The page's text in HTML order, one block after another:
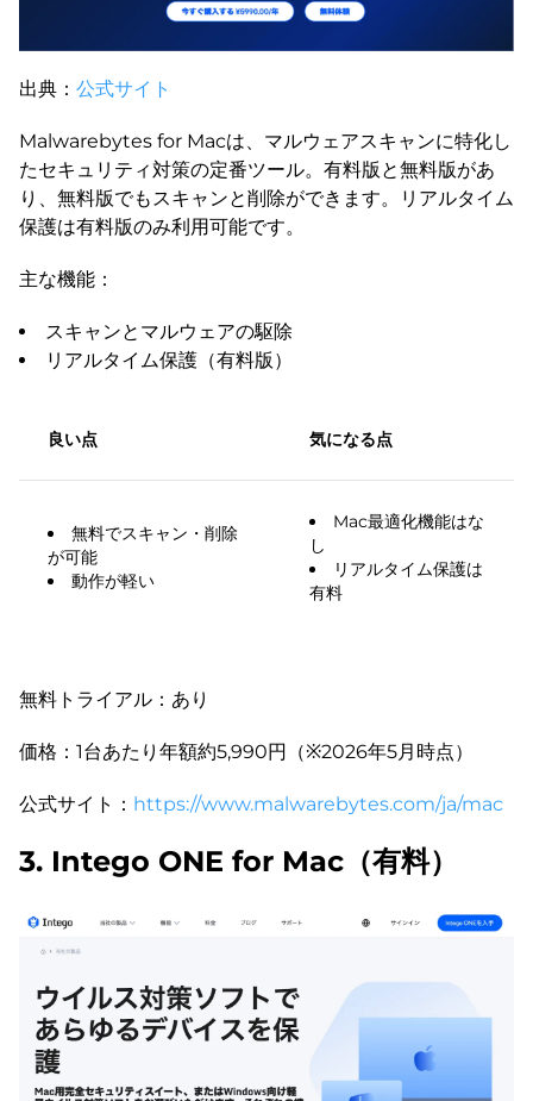
出典： 公式サイト
Malwarebytes for Macは、マルウェアスキャンに特化し
たセキュリティ対策の定番ツール。有料版と無料版があ
り、無料版でもスキャンと削除ができます。リアルタイム
保護は有料版のみ利用可能です。
主な機能：
スキャンとマルウェアの駆除
リアルタイム保護（有料版）
良い点 気になる点
無料でスキャン・削除
が可能
動作が軽い
Mac最適化機能はな
し
リアルタイム保護は
有料
無料トライアル：あり
価格：1台あたり年額約5,990円（※2026年5月時点）
公式サイト： https://www.malwarebytes.com/ja/mac
3. Intego ONE for Mac（有料）